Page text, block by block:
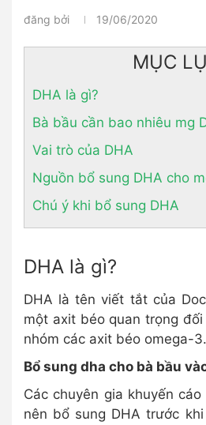
đăng bởi 19/06/2020
MỤC
DHA là gì?
Bà bầu cần bao nhiêu mg
Vai trò của DHA
Nguồn bổ sung DHA cho
Chú ý khi bổ sung DHA
DHA là gì?
DHA là tên viết tắt của
một axit béo quan trọng
nhóm các axit béo omega-3.
Bổ sung dha cho bà bầu
Các chuyên gia khuyến
nên bổ sung DHA trước